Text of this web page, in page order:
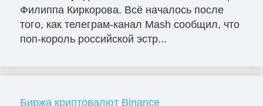
Филиппа Киркорова. Всё началось после
того, как телеграм-канал Mash сообщил, что
поп-король российской эстр...
Биржа криптовалют Binance